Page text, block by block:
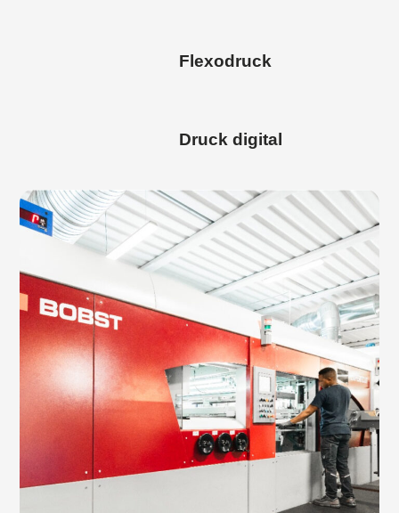
Flexodruck
Druck digital